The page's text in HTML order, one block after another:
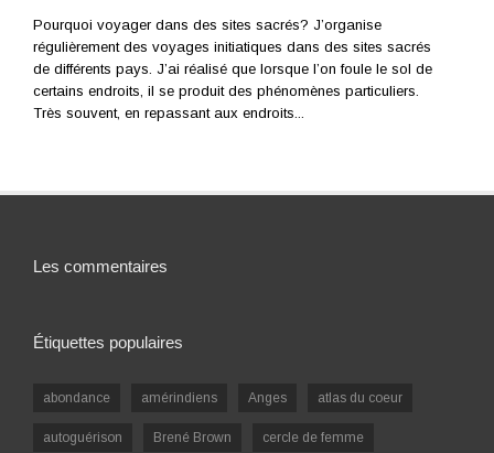
Pourquoi voyager dans des sites sacrés? J’organise
régulièrement des voyages initiatiques dans des sites sacrés
de différents pays. J’ai réalisé que lorsque l’on foule le sol de
certains endroits, il se produit des phénomènes particuliers.
Très souvent, en repassant aux endroits...
Les commentaires
Étiquettes populaires
abondance amérindiens Anges atlas du coeur
autoguérison Brené Brown cercle de femme